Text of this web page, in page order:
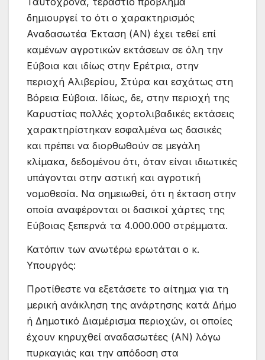
δημιουργεί το ότι ο χαρακτηρισμός
Αναδασωτέα Έκταση (ΑΝ) έχει τεθεί επί
καμένων αγροτικών εκτάσεων σε όλη την
Εύβοια και ιδίως στην Ερέτρια, στην
περιοχή Αλιβερίου, Στύρα και εσχάτως στη
Βόρεια Εύβοια. Ιδίως, δε, στην περιοχή της
Καρυστίας πολλές χορτολιβαδικές εκτάσεις
χαρακτηρίστηκαν εσφαλμένα ως δασικές
και πρέπει να διορθωθούν σε μεγάλη
κλίμακα, δεδομένου ότι, όταν είναι ιδιωτικές
υπάγονται στην αστική και αγροτική
νομοθεσία. Να σημειωθεί, ότι η έκταση στην
οποία αναφέρονται οι δασικοί χάρτες της
Εύβοιας ξεπερνά τα 4.000.000 στρέμματα.
Κατόπιν των ανωτέρω ερωτάται ο κ.
Υπουργός:
Προτίθεστε να εξετάσετε το αίτημα για τη
μερική ανάκληση της ανάρτησης κατά Δήμο
ή Δημοτικό Διαμέρισμα περιοχών, οι οποίες
έχουν κηρυχθεί αναδασωτέες (ΑΝ) λόγω
πυρκαγιάς και την απόδοση στα